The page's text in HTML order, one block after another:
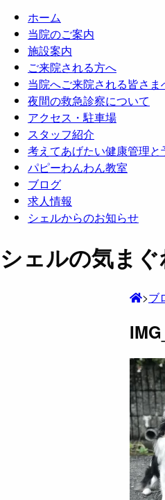
ホーム
当院のご案内
施設案内
ご来院される方へ
当院へご来院される皆さま
夜間の救急診察について
アクセス・駐車場
スタッフ紹介
考えてあげたい健康管理と
パピーわんわん教室
ブログ
求人情報
シェルからのお知らせ
シェルの気ま
>ブ